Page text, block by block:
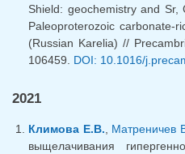
Shield: geochemistry and
Paleoproterozoic carbonate-
(Russian Karelia) //
106459. DOI: 10.1016/
2021
Климова Е.В. Матреничев
выщелачивания